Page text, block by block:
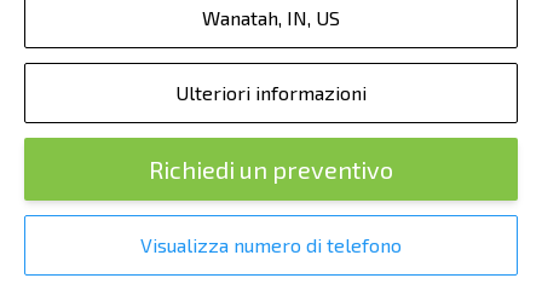
Wanatah, IN, US
Ulteriori informazioni
Richiedi un preventivo
Visualizza numero di telefono